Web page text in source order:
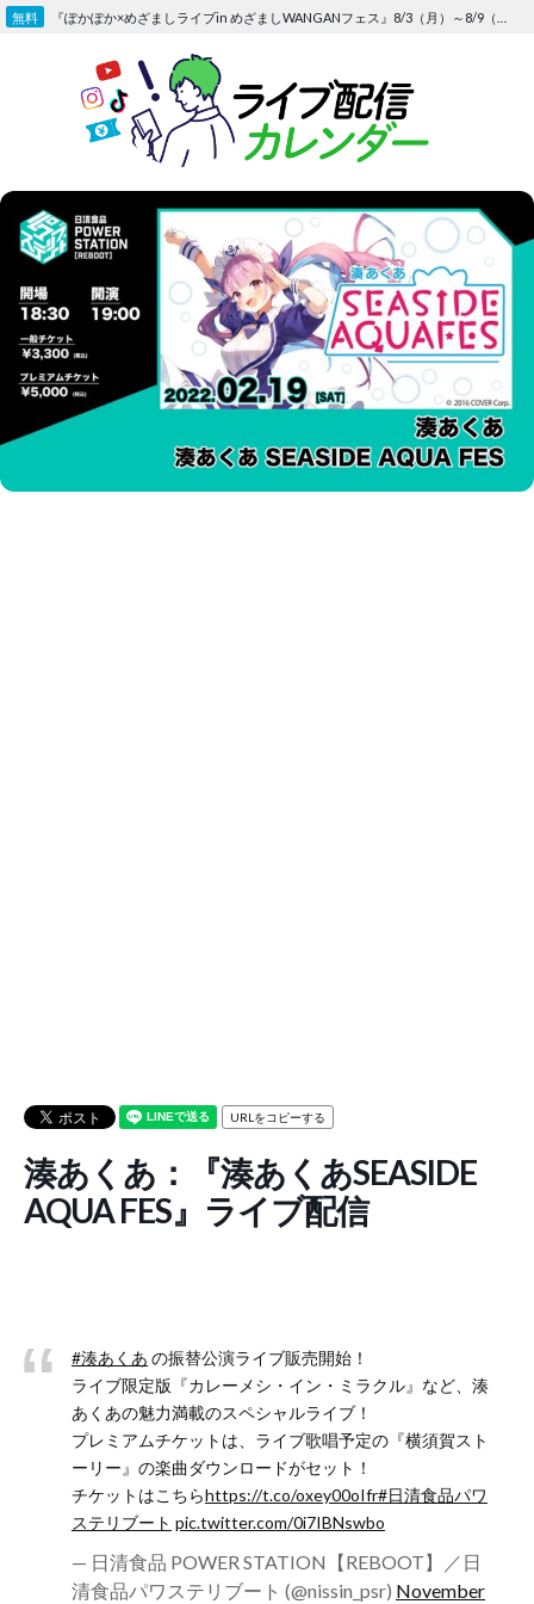
Skip
URLをコピーする
湊あくあ：『湊あくあSEASIDE
AQUA FES』ライブ配信
#湊あくあ の振替公演ライブ販売開始！
ライブ限定版『カレーメシ・イン・ミラクル』など、湊
あくあの魅力満載のスペシャルライブ！
プレミアムチケットは、ライブ歌唱予定の『横須賀スト
ーリー』の楽曲ダウンロードがセット！
チケットはこちら​https://t.co/oxey00oIfr#日清食品パワ
ステリブート pic.twitter.com/0i7IBNswbo
— 日清食品 POWER STATION【REBOOT】／日
清食品パワステリブート (@nissin_psr) November